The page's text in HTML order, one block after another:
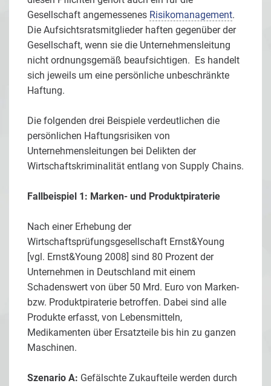
Gesellschaft angemessenes Risikomanagement.
Die Aufsichtsratsmitglieder haften gegenüber der
Gesellschaft, wenn sie die Unternehmensleitung
nicht ordnungsgemäß beaufsichtigen. Es handelt
sich jeweils um eine persönliche unbeschränkte
Haftung.
Die folgenden drei Beispiele verdeutlichen die
persönlichen Haftungsrisiken von
Unternehmensleitungen bei Delikten der
Wirtschaftskriminalität entlang von Supply Chains.
Fallbeispiel 1: Marken- und Produktpiraterie
Nach einer Erhebung der
Wirtschaftsprüfungsgesellschaft Ernst&Young
[vgl. Ernst&Young 2008] sind 80 Prozent der
Unternehmen in Deutschland mit einem
Schadenswert von über 50 Mrd. Euro von Marken-
bzw. Produktpiraterie betroffen. Dabei sind alle
Produkte erfasst, von Lebensmitteln,
Medikamenten über Ersatzteile bis hin zu ganzen
Maschinen.
Szenario A: Gefälschte Zukaufteile werden durch